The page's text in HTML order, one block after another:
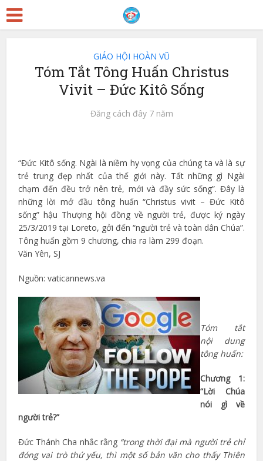
GIÁO HỘI HOÀN VŨ
Tóm Tắt Tông Huấn Christus
Vivit – Đức Kitô Sống
Đăng cách đây 7 năm
“Đức Kitô sống. Ngài là niềm hy vọng của chúng ta và là sự
trẻ trung đẹp nhất của thế giới này. Tất những gì Ngài
chạm đến đều trở nên trẻ, mới và đầy sức sống”. Đây là
những lời mở đầu tông huấn “Christus vivit – Đức Kitô
sống” hậu Thượng hội đồng về người trẻ, được ký ngày
25/3/2019 tại Loreto, gởi đến “người trẻ và toàn dân Chúa”.
Tông huấn gồm 9 chương, chia ra làm 299 đoạn.
Văn Yên, SJ
Nguồn: vaticannews.va
Tóm tắt
nội dung
tông huấn:
Chương 1:
“Lời Chúa
nói gì về
người trẻ?”
Đức Thánh Cha nhắc rằng “trong thời đại mà người trẻ chỉ
đóng vai trò thứ yếu, thì một số bản văn cho thấy Thiên